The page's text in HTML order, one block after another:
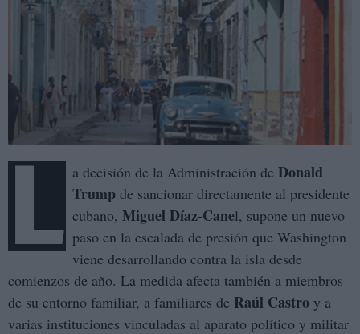
L a decisión de la Administración de Donald
Trump de sancionar directamente al presidente
cubano, Miguel Díaz-Canel, supone un nuevo
paso en la escalada de presión que Washington
viene desarrollando contra la isla desde
comienzos de año. La medida afecta también a miembros
de su entorno familiar, a familiares de Raúl Castro y a
varias instituciones vinculadas al aparato político y militar